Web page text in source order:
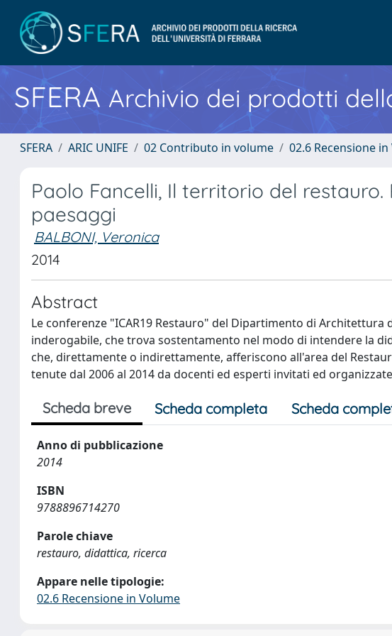
SFERA Archivio dei prodotti
SFERA ARIC UNIFE 02 Contributo in volume 02.6 Recensione
Paolo Fancelli, Il territorio del
paesaggi
BALBONI, Veronica
2014
Abstract
Le conferenze "ICAR19 Restauro" del Dipartimento di
inderogabile, che trova sostentamento nel modo di intendere la
che, direttamente o indirettamente, afferiscono all'area del
tenute dal 2006 al 2014 da docenti ed esperti invitati ed
Scheda breve Scheda completa Scheda
Anno di pubblicazione
2014
ISBN
9788896714270
Parole chiave
restauro, didattica, ricerca
Appare nelle tipologie:
02.6 Recensione in Volume